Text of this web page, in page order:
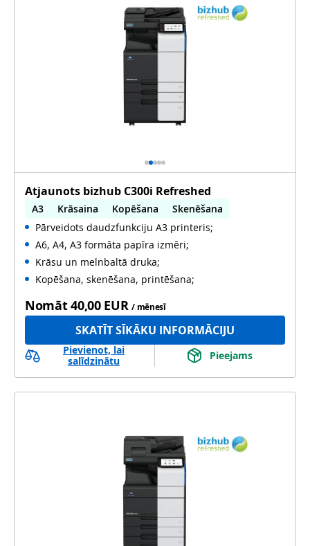
Atjaunots bizhub C300i Refreshed
A3 Krāsaina Kopēšana
Skenēšana
Automātiska abpusēja druka
Automātiska abpusēja skenēšana
Pārveidots daudzfunkciju A3 printeris;
A6, A4, A3 formāta papīra izmēri;
Krāsu un melnbaltā druka;
Kopēšana, skenēšana, printēšana;
Nomāt40,00 EUR / mēnesī
SKATĪT SĪKĀKU INFORMĀCIJU
Pievienot, lai
salīdzinātu
Pieejams